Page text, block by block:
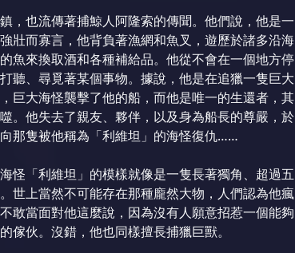
，也流傳著捕鯨人阿隆索的傳聞。他們說，他是一
壯而寡言，他背負著漁網和魚叉，遊歷於諸多沿海
魚來換取酒和各種補給品。他從不會在一個地方停
聽、尋覓著某個事物。據說，他是在追獵一隻巨大
巨大海怪襲擊了他的船，而他是唯一的生還者，其
。他失去了親友、夥伴，以及身為船長的尊嚴，於
那隻被他稱為「利維坦」的海怪復仇……
怪「利維坦」的模樣就像是一隻長著獨角、超過五
世上當然不可能存在那種龐然大物，人們認為他瘋
敢當面對他這麼說，因為沒有人願意招惹一個能夠
傢伙。沒錯，他也同樣擅長捕獵巨獸。